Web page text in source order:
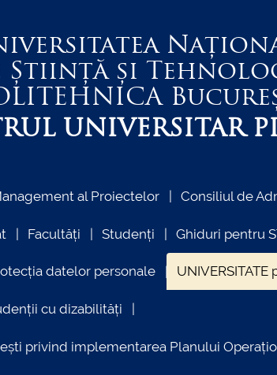
Știință și
UNIVERSITAR
al Proiectelor Consiliul de
Facultăți Studenți Ghiduri pentru
datelor personale
cu dizabilități
privind implementarea Planului